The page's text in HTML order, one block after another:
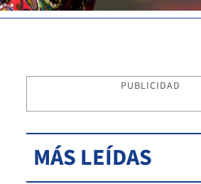
PUBLICIDAD
MÁS LEÍDAS